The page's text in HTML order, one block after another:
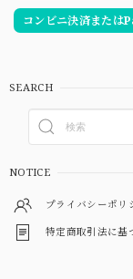
コンビニ決済または
SEARCH
NOTICE
プライバシーポリ
特定商取引法に基